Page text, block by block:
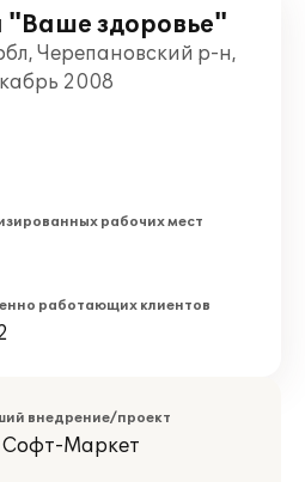
здоровье"
Черепановский р-н,
2008
рабочих мест
работающих клиентов
внедрение/проект
Маркет